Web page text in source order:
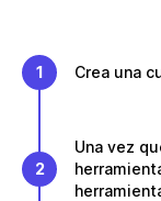
1 Crea una
2
Una vez